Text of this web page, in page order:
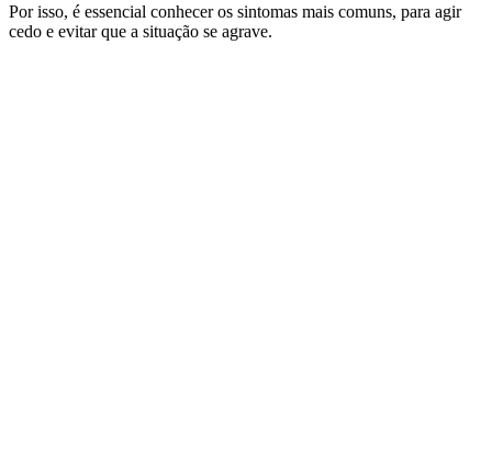
Por isso, é essencial conhecer os sintomas mais comuns, para agir
cedo e evitar que a situação se agrave.